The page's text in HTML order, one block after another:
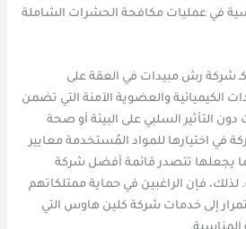
في عمليات مكافحة الحشرات الشاملة
شركة رش مبيدات في العقة على
الكيميائية والعضوية الآمنة التي تضمن
التأثير السلبي على البيئة أو صحة
في اختيارها للمواد المُستخدمة معايير
يجعلها تتصدر قائمة أفضل شركة
فإن الراغبين في حماية ممتلكاتهم
إلى خدمات شركة كلين هاوس التي